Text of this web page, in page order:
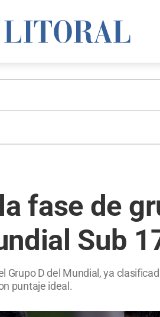
fase de
Sub
D del Mundial, ya
puntaje ideal.